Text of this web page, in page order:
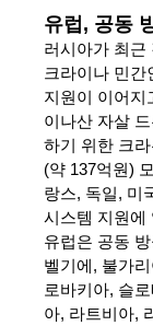
유럽, 공동
러시아가 최근
크라이나 민간
지원이 이어지
이나산 자살
하기 위한 크
(약 137억원)
랑스, 독일, 미
시스템 지원에
유럽은 공동
벨기에, 불가
로바키아, 슬
아, 라트비아,